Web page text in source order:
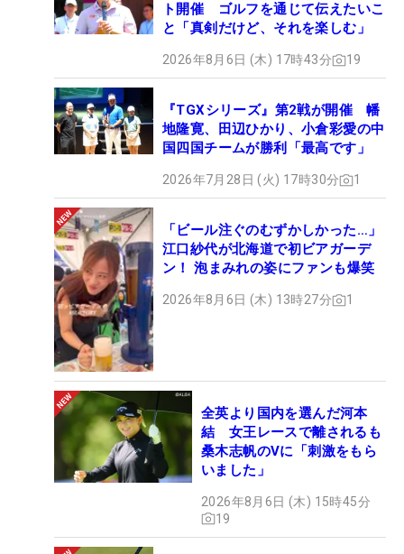
ト開催 ゴルフを通じて伝えたいこ
と「真剣だけど、それを楽しむ」
2026年8月6日 (木) 17時43分 19
『TGXシリーズ』第2戦が開催 幡
地隆寛、田辺ひかり、小倉彩愛の中
国四国チームが勝利「最高です」
2026年7月28日 (火) 17時30分 1
「ビール注ぐのむずかしかった…」
江口紗代が北海道で初ビアガーデ
ン！ 泡まみれの姿にファンも爆笑
2026年8月6日 (木) 13時27分 1
全英より国内を選んだ河本
結 女王レースで離されるも
桑木志帆のVに「刺激をもら
いました」
2026年8月6日 (木) 15時45分
19